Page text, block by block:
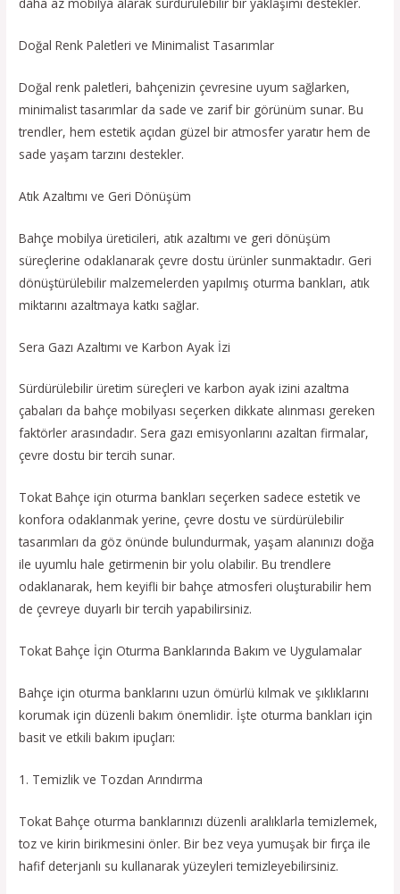
Doğal Renk Paletleri ve Minimalist Tasarımlar
Doğal renk paletleri, bahçenizin çevresine uyum sağlarken,
minimalist tasarımlar da sade ve zarif bir görünüm sunar. Bu
trendler, hem estetik açıdan güzel bir atmosfer yaratır hem de
sade yaşam tarzını destekler.
Atık Azaltımı ve Geri Dönüşüm
Bahçe mobilya üreticileri, atık azaltımı ve geri dönüşüm
süreçlerine odaklanarak çevre dostu ürünler sunmaktadır. Geri
dönüştürülebilir malzemelerden yapılmış oturma bankları, atık
miktarını azaltmaya katkı sağlar.
Sera Gazı Azaltımı ve Karbon Ayak İzi
Sürdürülebilir üretim süreçleri ve karbon ayak izini azaltma
çabaları da bahçe mobilyası seçerken dikkate alınması gereken
faktörler arasındadır. Sera gazı emisyonlarını azaltan firmalar,
çevre dostu bir tercih sunar.
Tokat Bahçe için oturma bankları seçerken sadece estetik ve
konfora odaklanmak yerine, çevre dostu ve sürdürülebilir
tasarımları da göz önünde bulundurmak, yaşam alanınızı doğa
ile uyumlu hale getirmenin bir yolu olabilir. Bu trendlere
odaklanarak, hem keyifli bir bahçe atmosferi oluşturabilir hem
de çevreye duyarlı bir tercih yapabilirsiniz.
Tokat Bahçe İçin Oturma Banklarında Bakım ve Uygulamalar
Bahçe için oturma banklarını uzun ömürlü kılmak ve şıklıklarını
korumak için düzenli bakım önemlidir. İşte oturma bankları için
basit ve etkili bakım ipuçları:
1. Temizlik ve Tozdan Arındırma
Tokat Bahçe oturma banklarınızı düzenli aralıklarla temizlemek,
toz ve kirin birikmesini önler. Bir bez veya yumuşak bir fırça ile
hafif deterjanlı su kullanarak yüzeyleri temizleyebilirsiniz.